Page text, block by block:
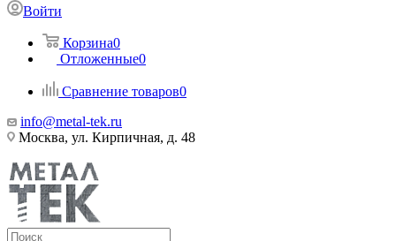
Войти
Корзина0
Отложенные0
Сравнение товаров0
info@metal-tek.ru
Москва, ул. Кирпичная, д. 48